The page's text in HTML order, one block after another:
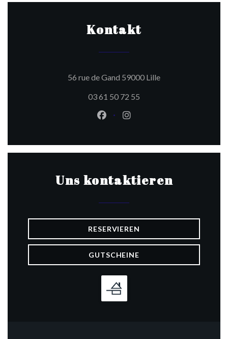
Kontakt
56 rue de Gand 59000 Lille((öffnet ein neues
03 61 50 72 55
Facebook ((öffnet ein neues
Instagram ((öffnet ein
Uns kontaktieren
RESERVIEREN
GUTSCHEINE